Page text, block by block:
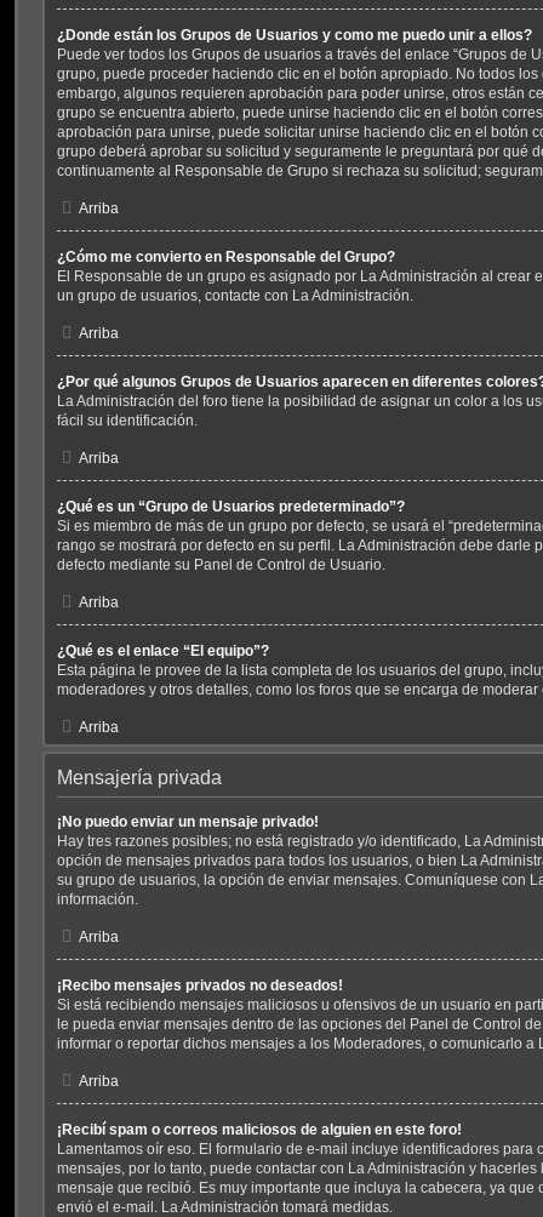
¿Donde están los Grupos de Usuarios y como me puedo unir a ellos?
Puede ver todos los Grupos de usuarios a través del enlace “Grupos de
grupo, puede proceder haciendo clic en el botón apropiado. No todos
embargo, algunos requieren aprobación para poder unirse, otros están
grupo se encuentra abierto, puede unirse haciendo clic en el botón
aprobación para unirse, puede solicitar unirse haciendo clic en el botón
grupo deberá aprobar su solicitud y seguramente le preguntará por qué
continuamente al Responsable de Grupo si rechaza su solicitud;
Arriba
¿Cómo me convierto en Responsable del Grupo?
El Responsable de un grupo es asignado por La Administración al crear
un grupo de usuarios, contacte con La Administración.
Arriba
¿Por qué algunos Grupos de Usuarios aparecen en diferentes
La Administración del foro tiene la posibilidad de asignar un color a los
fácil su identificación.
Arriba
¿Qué es un “Grupo de Usuarios predeterminado”?
Si es miembro de más de un grupo por defecto, se usará el
rango se mostrará por defecto en su perfil. La Administración debe darle
defecto mediante su Panel de Control de Usuario.
Arriba
¿Qué es el enlace “El equipo”?
Esta página le provee de la lista completa de los usuarios del grupo,
moderadores y otros detalles, como los foros que se encarga de moderar
Arriba
Mensajería privada
¡No puedo enviar un mensaje privado!
Hay tres razones posibles; no está registrado y/o identificado, La
opción de mensajes privados para todos los usuarios, o bien La
su grupo de usuarios, la opción de enviar mensajes. Comuníquese con
información.
Arriba
¡Recibo mensajes privados no deseados!
Si está recibiendo mensajes maliciosos u ofensivos de un usuario en
le pueda enviar mensajes dentro de las opciones del Panel de Control
informar o reportar dichos mensajes a los Moderadores, o comunicarlo a
Arriba
¡Recibí spam o correos maliciosos de alguien en este foro!
Lamentamos oír eso. El formulario de e-mail incluye identificadores para
mensajes, por lo tanto, puede contactar con La Administración y
mensaje que recibió. Es muy importante que incluya la cabecera, ya
envió el e-mail. La Administración tomará medidas.